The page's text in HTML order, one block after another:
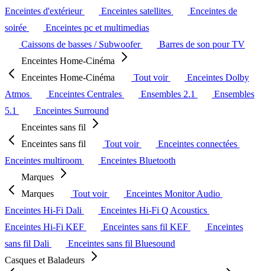
Enceintes d'extérieur
Enceintes satellites
Enceintes de
soirée
Enceintes pc et multimedias
Caissons de basses / Subwoofer
Barres de son pour TV
Enceintes Home-Cinéma
Enceintes Home-Cinéma
Tout voir
Enceintes Dolby
Atmos
Enceintes Centrales Ensembles 2.1
Ensembles
5.1
Enceintes Surround
Enceintes sans fil
Enceintes sans fil
Tout voir
Enceintes connectées
Enceintes multiroom
Enceintes Bluetooth
Marques
Marques
Tout voir
Enceintes Monitor Audio
Enceintes Hi-Fi Dali
Enceintes Hi-Fi Q Acoustics
Enceintes Hi-Fi KEF
Enceintes sans fil KEF
Enceintes
sans fil Dali
Enceintes sans fil Bluesound
Casques et Baladeurs